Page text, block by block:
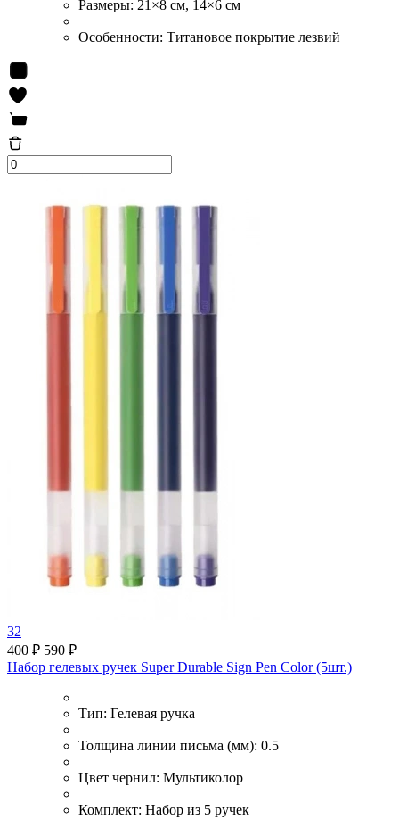
Размеры: 21×8 см, 14×6 см
Особенности: Титановое покрытие лезвий
32
400 ₽ 590 ₽
Набор гелевых ручек Super Durable Sign Pen Color (5шт.)
Тип: Гелевая ручка
Толщина линии письма (мм): 0.5
Цвет чернил: Мультиколор
Комплект: Набор из 5 ручек